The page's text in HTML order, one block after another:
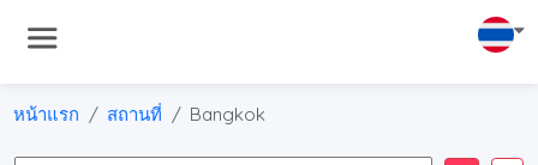
หน้าแรก สถานที่ Bangkok